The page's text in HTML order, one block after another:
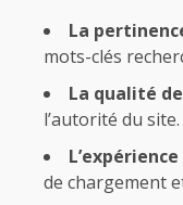
La
mots-clés
La qualité
l’autorité du site.
de chargement